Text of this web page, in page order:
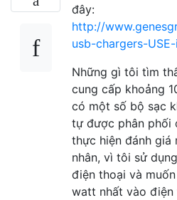
đây:
http://
usb-chargers-
Những gì tôi tìm
cung cấp khoảng
có một số bộ sạc
tự được phân phối
thực hiện đánh giá
nhân, vì tôi sử
điện thoại và
watt nhất vào điện